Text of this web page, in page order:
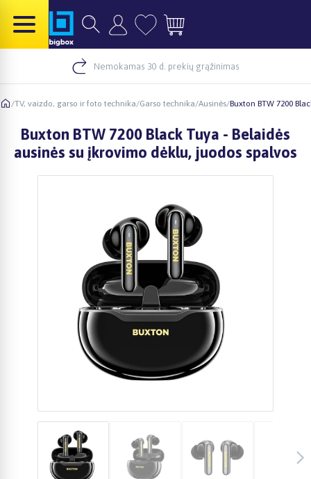
Nemokamas 30 d. prekių grąžinimas
/TV, vaizdo, garso ir foto technika/Garso technika/Ausinės/Buxton BTW 7200
Buxton BTW 7200 Black Tuya - Belaidės
ausinės su įkrovimo dėklu, juodos spalvos